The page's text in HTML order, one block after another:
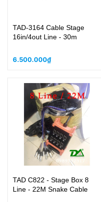
TAD-3164 Cable Stage
16in/4out Line - 30m
6.500.000₫
TAD C822 - Stage Box 8
Line - 22M Snake Cable